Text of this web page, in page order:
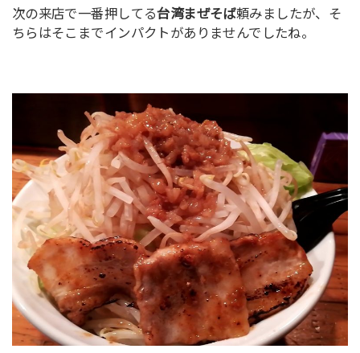
次の来店で一番押してる台湾まぜそば頼みましたが、そ
ちらはそこまでインパクトがありませんでしたね。